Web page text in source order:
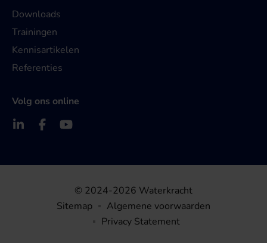
Downloads
Trainingen
Kennisartikelen
Referenties
Volg ons online
© 2024-2026 Waterkracht
Sitemap
Algemene voorwaarden
Privacy Statement